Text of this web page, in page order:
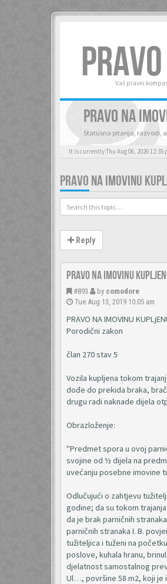
Vaš pravni
PRAVO NA
Statusna pitanja, razvodi,
It is currently Thu Aug 06, 2026 12:35
PRAVO NA IMOVINU
Reply
Pravo na imovinu
#893 by comodore
Tue Aug 13, 2019 10:05 am
PRAVO NA IMOVINU
Porodični zakon
član 270 stav 5
Vozila kupljena tokom
dođe do prekida braka,
drugu radi naknade dijela
Obrazloženje:
"Predmet spora u ovoj
svojine od ½ dijela na
uvećanju posebne imovine
Odlučujući o zahtjevu
godine; da su tokom
da je brak parničnih
parničnih stranaka I. B.
tužiteljica i tuženi na
poslove, kuhala hranu,
djelatnost samostalnog
Ul…, površine 58 m2, koji je